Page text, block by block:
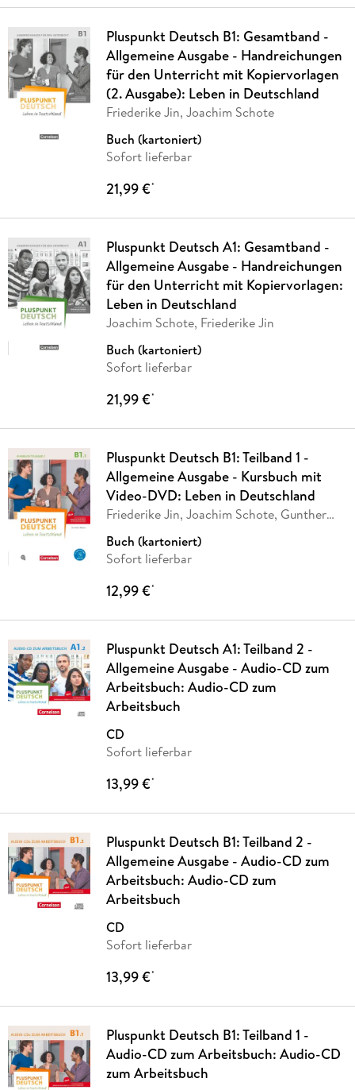
Pluspunkt Deutsch B1: Gesamtband -
Allgemeine Ausgabe - Handreichungen
für den Unterricht mit Kopiervorlagen
(2. Ausgabe): Leben in Deutschland
Friederike Jin, Joachim Schote
Buch (kartoniert)
Sofort lieferbar
21,99 €*
Pluspunkt Deutsch A1: Gesamtband -
Allgemeine Ausgabe - Handreichungen
für den Unterricht mit Kopiervorlagen:
Leben in Deutschland
Joachim Schote, Friederike Jin
Buch (kartoniert)
Sofort lieferbar
21,99 €*
Pluspunkt Deutsch B1: Teilband 1 -
Allgemeine Ausgabe - Kursbuch mit
Video-DVD: Leben in Deutschland
Friederike Jin, Joachim Schote, Gunther
Buch (kartoniert)
Sofort lieferbar
12,99 €*
Pluspunkt Deutsch A1: Teilband 2 -
Allgemeine Ausgabe - Audio-CD zum
Arbeitsbuch: Audio-CD zum
Arbeitsbuch
CD
Sofort lieferbar
13,99 €*
Pluspunkt Deutsch B1: Teilband 2 -
Allgemeine Ausgabe - Audio-CD zum
Arbeitsbuch: Audio-CD zum
Arbeitsbuch
CD
Sofort lieferbar
13,99 €*
Pluspunkt Deutsch B1: Teilband 1 -
Audio-CD zum Arbeitsbuch: Audio-CD
zum Arbeitsbuch